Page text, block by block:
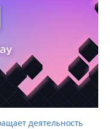
деятельность